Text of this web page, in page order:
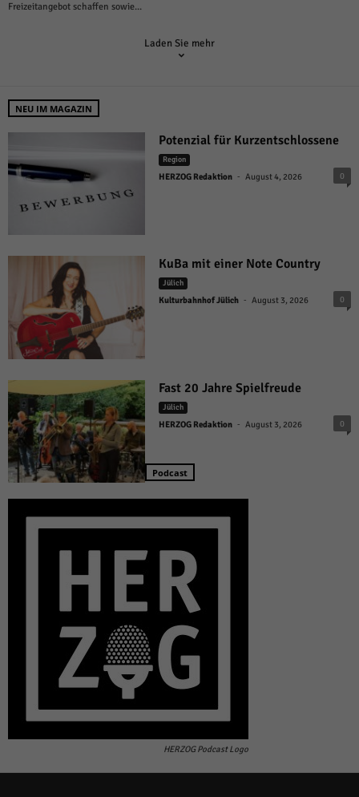
Freizeitangebot schaffen sowie...
Laden Sie mehr
NEU IM MAGAZIN
Potenzial für Kurzentschlossene
Region
HERZOG Redaktion - August 4, 2026 0
KuBa mit einer Note Country
Jülich
Kulturbahnhof Jülich - August 3, 2026 0
Fast 20 Jahre Spielfreude
Jülich
HERZOG Redaktion - August 3, 2026 0
Podcast
HERZOG Podcast Logo